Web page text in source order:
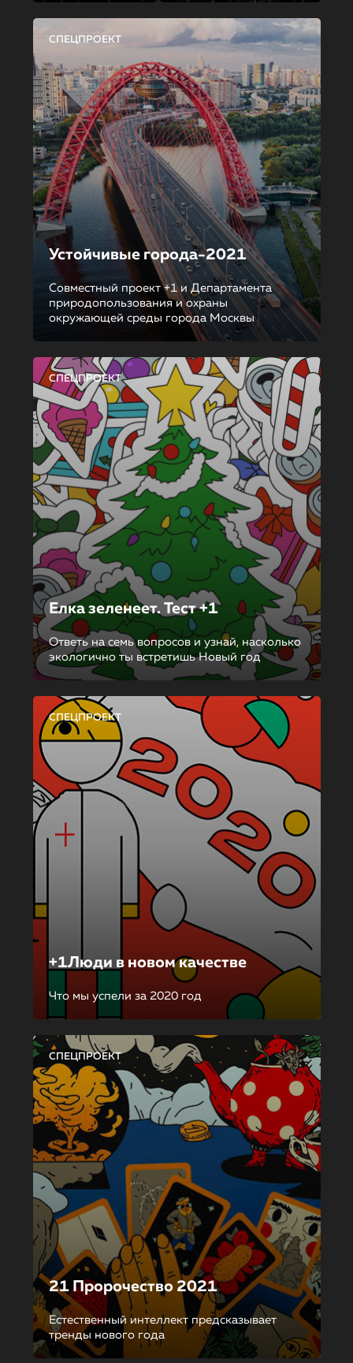
СПЕЦПРОЕКТ
Устойчивые города-2021
Совместный проект +1 и Департамента
природопользования и охраны
окружающей среды города Москвы
СПЕЦПРОЕКТ
Елка зеленеет. Тест +1
Ответь на семь вопросов и узнай, насколько
экологично ты встретишь Новый год
СПЕЦПРОЕКТ
+1Люди в новом качестве
Что мы успели за 2020 год
СПЕЦПРОЕКТ
21 Пророчество 2021
Естественный интеллект предсказывает
тренды нового года